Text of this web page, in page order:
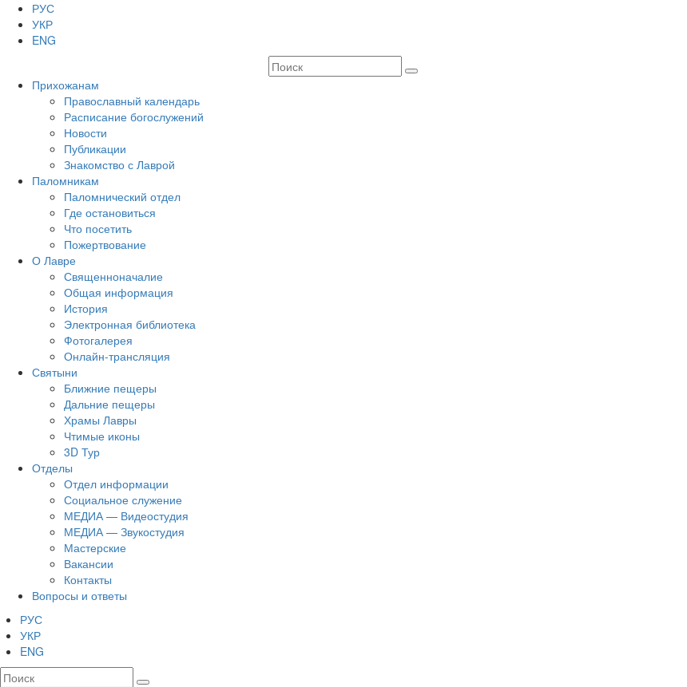
РУС
УКР
ENG
Прихожанам
Православный календарь
Расписание богослужений
Новости
Публикации
Знакомство с Лаврой
Паломникам
Паломнический отдел
Где остановиться
Что посетить
Пожертвование
О Лавре
Священноначалие
Общая информация
История
Электронная библиотека
Фотогалерея
Онлайн-трансляция
Святыни
Ближние пещеры
Дальние пещеры
Храмы Лавры
Чтимые иконы
3D Тур
Отделы
Отдел информации
Социальное служение
МЕДИА — Видеостудия
МЕДИА — Звукостудия
Мастерские
Вакансии
Контакты
Вопросы и ответы
РУС
УКР
ENG